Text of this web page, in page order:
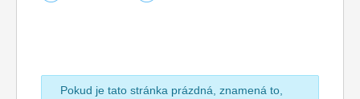
Pokud je tato stránka prázdná, znamená to,